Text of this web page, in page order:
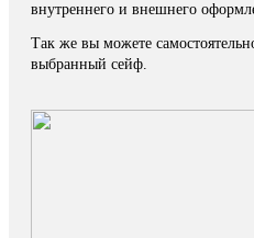
внутреннего и внешнего
Так же вы можете
выбранный сейф.